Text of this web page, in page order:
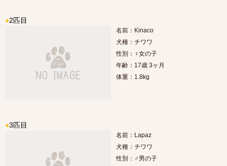
●2匹目
名前：Kinaco
犬種：チワワ
性別：♀女の子
年齢：17歳 3ヶ月
体重：1.8kg
●3匹目
名前：Lapaz
犬種：チワワ
性別：♂男の子